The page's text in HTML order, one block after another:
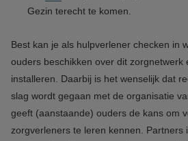
Gezin terecht te komen.
Best kan je als hulpverlener checken in
ouders beschikken over dit zorgnetwerk
installeren. Daarbij is het wenselijk dat
slag wordt gegaan met de organisatie
geeft (aanstaande) ouders de kans om
zorgverleners te leren kennen. Partners